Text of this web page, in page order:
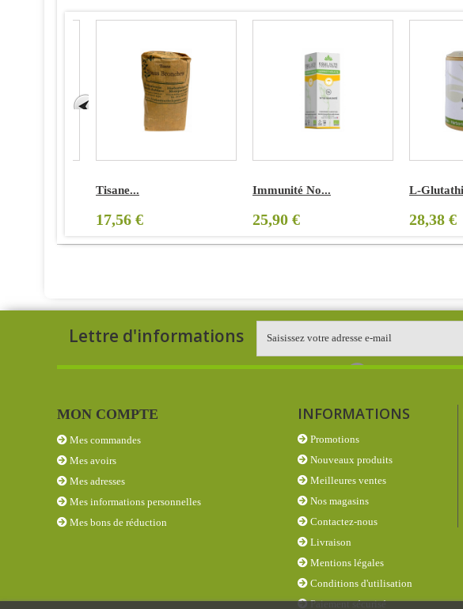
Tisane...
17,56 €
Immunité No...
25,90 €
L-Glutathio...
28,38 €
Lettre d'informations
MON COMPTE
Mes commandes
Mes avoirs
Mes adresses
Mes informations personnelles
Mes bons de réduction
INFORMATIONS
Promotions
Nouveaux produits
Meilleures ventes
Nos magasins
Contactez-nous
Livraison
Mentions légales
Conditions d'utilisation
Paiement sécurisé